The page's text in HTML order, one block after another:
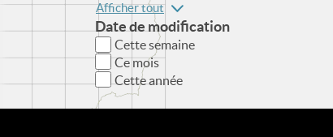
Afficher tout
Date de modification
Cette semaine
Ce mois
Cette année